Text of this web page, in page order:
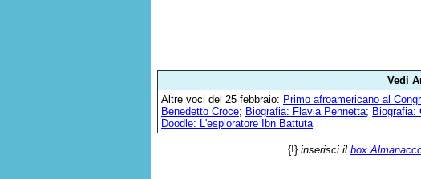
Vedi
Altre voci del 25 febbraio: Primo afroamericano al
Benedetto Croce; Biografia: Flavia Pennetta; Biografia:
Doodle: L'esploratore Ibn Battuta
{!} inserisci il box